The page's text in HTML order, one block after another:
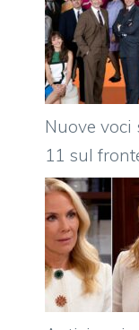
Nuove voci
11 sul